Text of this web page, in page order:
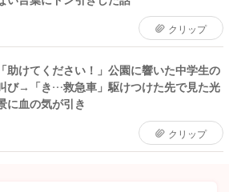
クリップ
「助けてください！」公園に響いた中学生の
び→「き…救急車」駆けつけた先で見た光
に血の気が引き
クリップ